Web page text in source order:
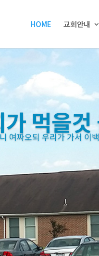
HOME 교회안내
먹을것
여짜오되 우리가 가서 이
여짜오되 우리가 가서 이